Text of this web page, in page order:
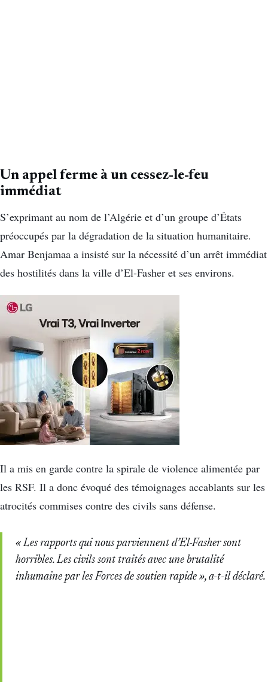
Un appel ferme à un cessez-le-feu
immédiat
S’exprimant au nom de l’Algérie et d’un groupe d’États
préoccupés par la dégradation de la situation humanitaire.
Amar Benjamaa a insisté sur la nécessité d’un arrêt immédiat
des hostilités dans la ville d’El-Fasher et ses environs.
Il a mis en garde contre la spirale de violence alimentée par
les RSF. Il a donc évoqué des témoignages accablants sur les
atrocités commises contre des civils sans défense.
« Les rapports qui nous parviennent d’El-Fasher sont
horribles. Les civils sont traités avec une brutalité
inhumaine par les Forces de soutien rapide », a-t-il déclaré.